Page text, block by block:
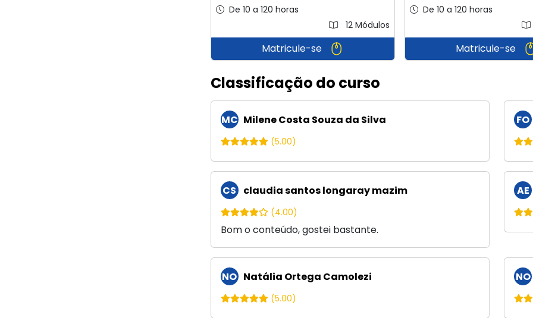
De 10 a 120 horas
12 Módulos
Matricule-se
De 10 a 120 horas
Matricule-se
Classificação do curso
MC Milene Costa Souza da Silva
(5.00)
FO
CS claudia santos longaray mazim
(4.00)
Bom o conteúdo, gostei bastante.
AE
NO Natália Ortega Camolezi
(5.00)
NO